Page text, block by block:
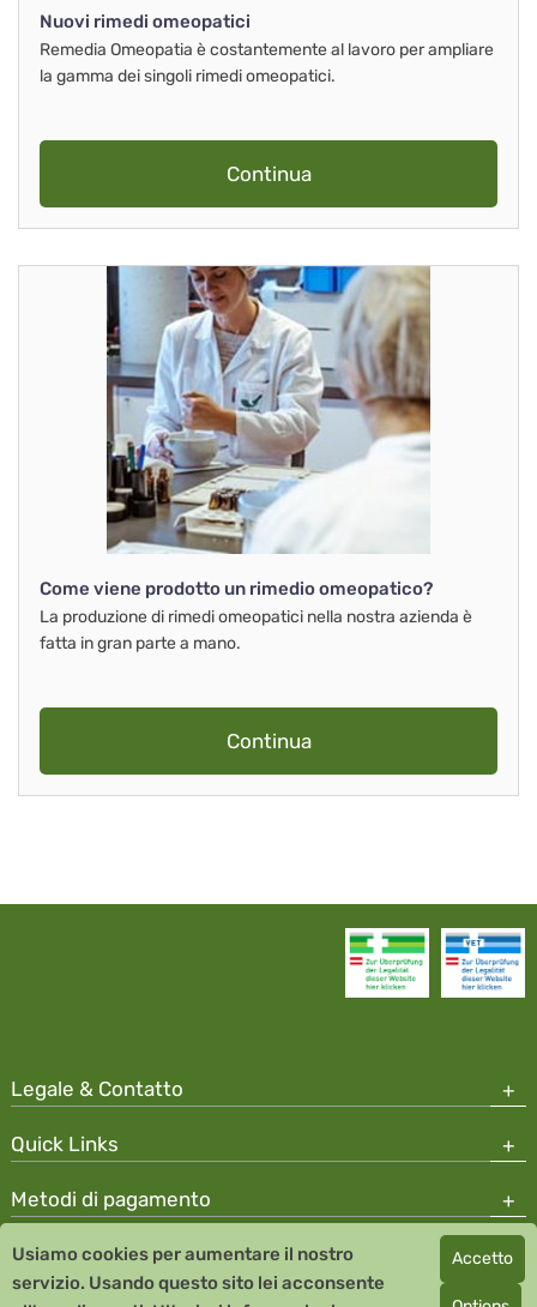
Nuovi rimedi omeopatici
Remedia Omeopatia è costantemente al lavoro per ampliare
la gamma dei singoli rimedi omeopatici.
Continua
Come viene prodotto un rimedio omeopatico?
La produzione di rimedi omeopatici nella nostra azienda è
fatta in gran parte a mano.
Continua
Legale & Contatto
Quick Links
Metodi di pagamento
Copyright © 2026 Team Santé Salvator Apotheke
Remedia Homeopathy GmbH GMP certified pharmaceutical
Usiamo cookies per aumentare il nostro
servizio. Usando questo sito lei acconsente
Accetto